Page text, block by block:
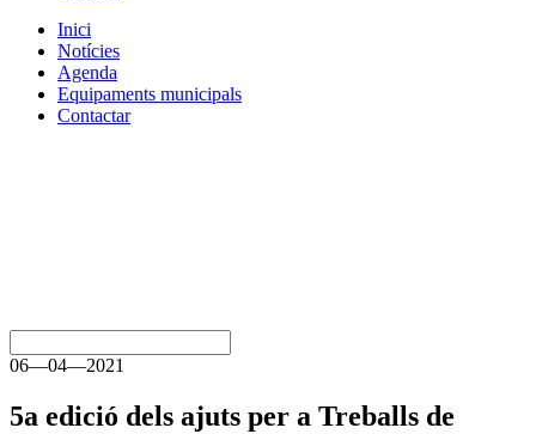
Inici
Notícies
Agenda
Equipaments municipals
Contactar
06—04—2021
5a edició dels ajuts per a Treballs de